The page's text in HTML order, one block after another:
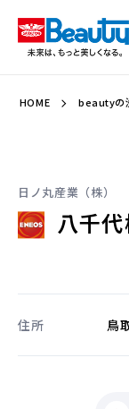
HOME beautyの
日ノ丸産業（株）
八千
住所 鳥